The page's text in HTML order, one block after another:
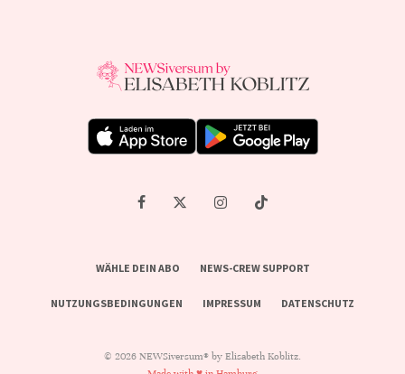
WÄHLE DEIN ABO NEWS-CREW SUPPORT
NUTZUNGSBEDINGUNGEN IMPRESSUM DATENSCHUTZ
© 2026 NEWSiversum® by Elisabeth Koblitz.